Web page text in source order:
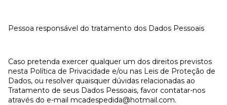
Pessoa responsável do tratamento dos Dados Pessoais
Caso pretenda exercer qualquer um dos direitos previstos
nesta Política de Privacidade e/ou nas Leis de Proteção de
Dados, ou resolver quaisquer dúvidas relacionadas ao
Tratamento de seus Dados Pessoais, favor contatar-nos
através do e-mail mcadespedida@hotmail.com.